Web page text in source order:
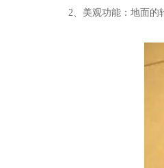
2、美观功能：地面的